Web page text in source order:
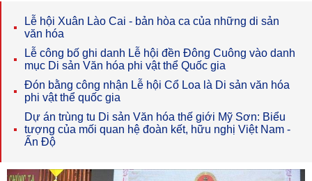
Lễ hội Xuân Lào Cai - bản hòa ca của những di sản
văn hóa
Lễ công bố ghi danh Lễ hội đền Đông Cuông vào danh
mục Di sản Văn hóa phi vật thể Quốc gia
Đón bằng công nhận Lễ hội Cổ Loa là Di sản văn hóa
phi vật thể quốc gia
Dự án trùng tu Di sản Văn hóa thế giới Mỹ Sơn: Biểu
tượng của mối quan hệ đoàn kết, hữu nghị Việt Nam -
Ấn Độ